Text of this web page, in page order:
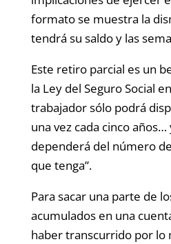
formato se muestra la
tendrá su saldo y las
Este retiro parcial es un
la Ley del Seguro Social
trabajador sólo podrá
una vez cada cinco
dependerá del número
que tenga”.
Para sacar una parte de
acumulados en una
haber transcurrido por lo